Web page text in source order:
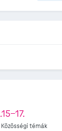
17.
Közösségi témák